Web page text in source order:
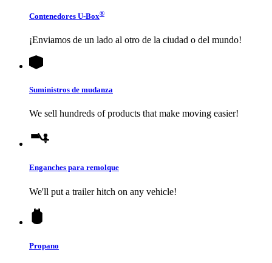
Contenedores U-Box®
¡Enviamos de un lado al otro de la ciudad o del mundo!
Suministros de mudanza
We sell hundreds of products that make moving easier!
Enganches para remolque
We'll put a trailer hitch on any vehicle!
Propano